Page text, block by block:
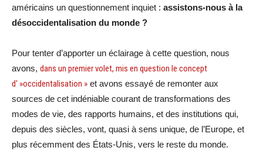
américains un questionnement inquiet : assistons-nous à la
désoccidentalisation du monde ?
Pour tenter d’apporter un éclairage à cette question, nous
avons, dans un premier volet, mis en question le concept
d' »occidentalisation » et avons essayé de remonter aux
sources de cet indéniable courant de transformations des
modes de vie, des rapports humains, et des institutions qui,
depuis des siècles, vont, quasi à sens unique, de l’Europe, et
plus récemment des États-Unis, vers le reste du monde.